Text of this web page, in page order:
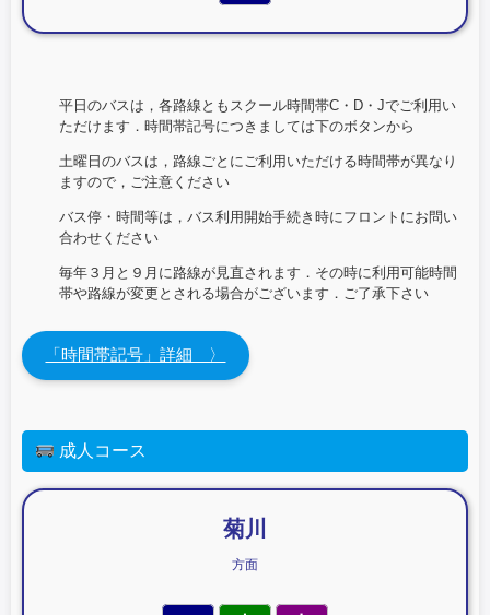
平日のバスは，各路線ともスクール時間帯C・D・Jでご利用い
ただけます．時間帯記号につきましては下のボタンから
土曜日のバスは，路線ごとにご利用いただける時間帯が異なり
ますので，ご注意ください
バス停・時間等は，バス利用開始手続き時にフロントにお問い
合わせください
毎年３月と９月に路線が見直されます．その時に利用可能時間
帯や路線が変更とされる場合がございます．ご了承下さい
「時間帯記号」詳細 〉
成人コース
菊川
方面